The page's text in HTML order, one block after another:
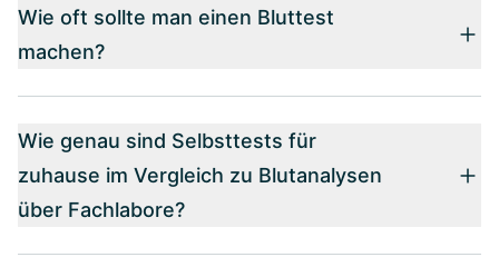
Wie oft sollte man einen Bluttest
machen?
Wie genau sind Selbsttests für
zuhause im Vergleich zu Blutanalysen
über Fachlabore?